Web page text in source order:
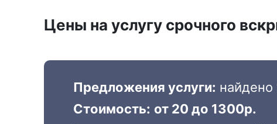
Цены на услугу срочного
Предложения услуги: найдено
Стоимость: от 20 до 1300р.